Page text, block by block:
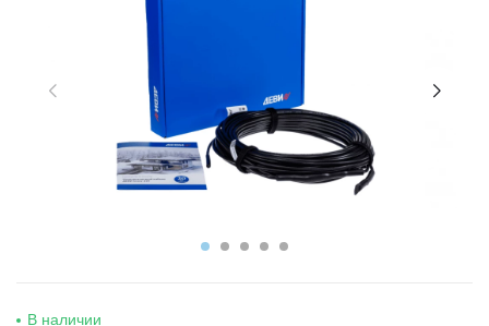
В наличии
Комплектующие для тёплых полов